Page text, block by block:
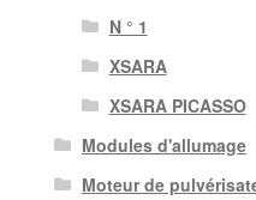
N ° 1
XSARA
XSARA PICASSO
Modules d'allumage
Moteur de